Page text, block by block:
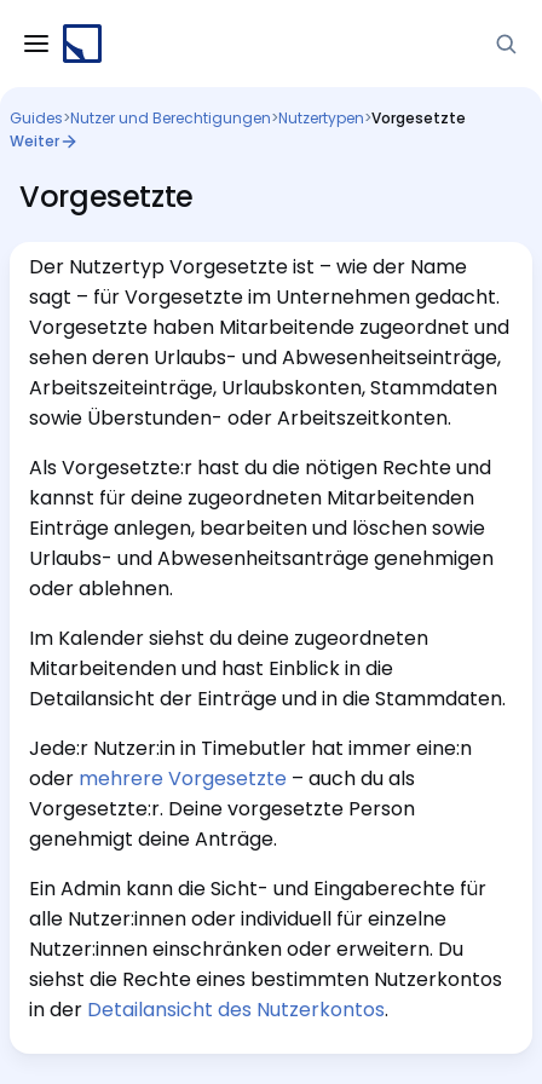
Guides>Nutzer und Berechtigungen>Nutzertypen>Vorgesetzte
Weiter
Vorgesetzte
Der Nutzertyp Vorgesetzte ist – wie der Name
sagt – für Vorgesetzte im Unternehmen gedacht.
Vorgesetzte haben Mitarbeitende zugeordnet und
sehen deren Urlaubs- und Abwesenheitseinträge,
Arbeitszeiteinträge, Urlaubskonten, Stammdaten
sowie Überstunden- oder Arbeitszeitkonten.
Als Vorgesetzte:r hast du die nötigen Rechte und
kannst für deine zugeordneten Mitarbeitenden
Einträge anlegen, bearbeiten und löschen sowie
Urlaubs- und Abwesenheitsanträge genehmigen
oder ablehnen.
Im Kalender siehst du deine zugeordneten
Mitarbeitenden und hast Einblick in die
Detailansicht der Einträge und in die Stammdaten.
Jede:r Nutzer:in in Timebutler hat immer eine:n
oder mehrere Vorgesetzte – auch du als
Vorgesetzte:r. Deine vorgesetzte Person
genehmigt deine Anträge.
Ein Admin kann die Sicht- und Eingaberechte für
alle Nutzer:innen oder individuell für einzelne
Nutzer:innen einschränken oder erweitern. Du
siehst die Rechte eines bestimmten Nutzerkontos
in der Detailansicht des Nutzerkontos.